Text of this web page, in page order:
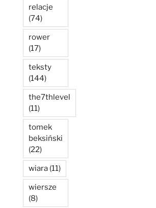
relacje
(74)
rower
(17)
teksty
(144)
the7thlevel
(11)
tomek
beksiński
(22)
wiara (11)
wiersze
(8)